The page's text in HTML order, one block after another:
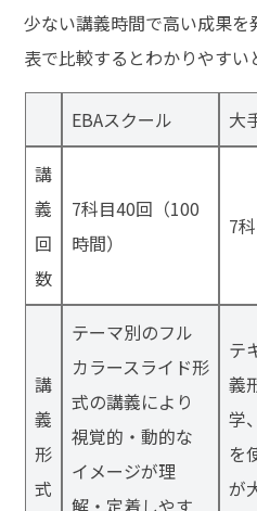
少ない講義時間で高い成果
表で比較するとわかりやすい
EBAスクール 大
講
義
回
数
7科目40回（100
時間）
7
講
義
形
式
テーマ別のフル
カラースライド形
式の講義により
視覚的・動的な
イメージが理
テ
義
学
を
が